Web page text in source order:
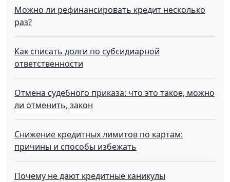
Можно ли рефинансировать кредит несколько
раз?
Как списать долги по субсидиарной
ответственности
Отмена судебного приказа: что это такое, можно
ли отменить, закон
Снижение кредитных лимитов по картам:
причины и способы избежать
Почему не дают кредитные каникулы